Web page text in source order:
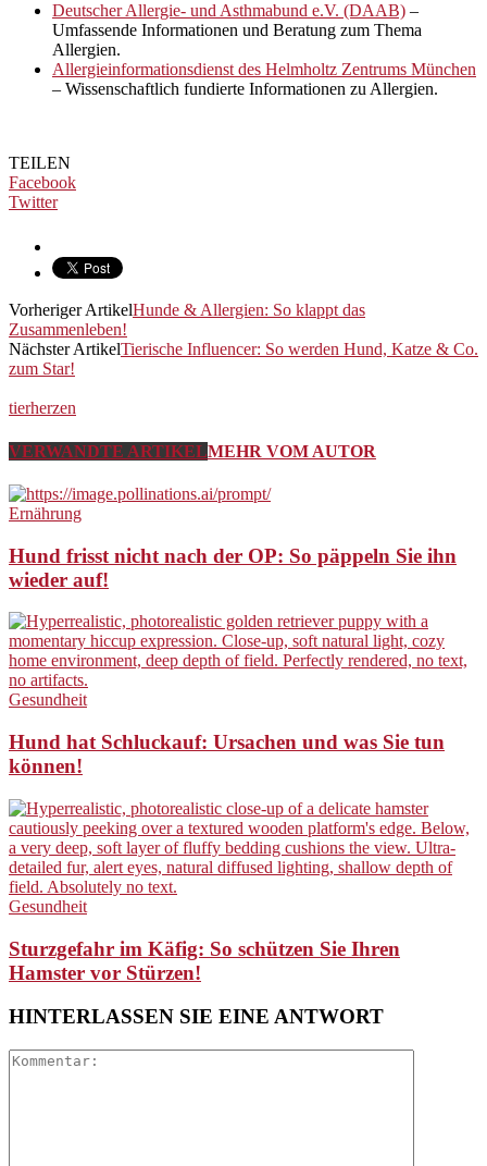
Deutscher Allergie- und Asthmabund e.V. (DAAB) –
Umfassende Informationen und Beratung zum Thema
Allergien.
Allergieinformationsdienst des Helmholtz Zentrums München
– Wissenschaftlich fundierte Informationen zu Allergien.
TEILEN
Facebook
Twitter
Vorheriger ArtikelHunde & Allergien: So klappt das
Zusammenleben!
Nächster ArtikelTierische Influencer: So werden Hund, Katze & Co.
zum Star!
tierherzen
VERWANDTE ARTIKELMEHR VOM AUTOR
Ernährung
Hund frisst nicht nach der OP: So päppeln Sie ihn
wieder auf!
Gesundheit
Hund hat Schluckauf: Ursachen und was Sie tun
können!
Gesundheit
Sturzgefahr im Käfig: So schützen Sie Ihren
Hamster vor Stürzen!
HINTERLASSEN SIE EINE ANTWORT